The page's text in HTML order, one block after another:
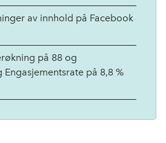
av innhold på Facebook
på 88 og
på 8,8 %